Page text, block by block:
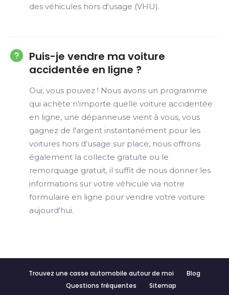
des véhicules hors d'usage (VHU).
Puis-je vendre ma voiture
accidentée en ligne ?
Oui, vous pouvez ! Nous avons un programme
qui achète n'importe quelle voiture accidentée
en ligne, une dépanneuse vient à vous, vous
gagnez de l'argent instantanément pour les
voitures hors d'usage sur place, nous offrons
également la collecte gratuite ou le
remorquage gratuit, il suffit de nous donner les
informations sur votre véhicule via notre
formulaire en ligne pour vendre votre voiture
aujourd'hui.
Trouvez une casse automobile autour de moi
Blog
Questions fréquentes
Sitemap